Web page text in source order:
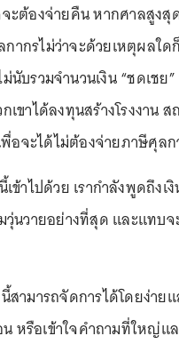
จะต้องจ่ายคืน หากศาลสูง
ากรไม่ว่าจะด้วยเหตุผลใ
นับรวมจำนวนเงิน “ชดเชย
เขาได้ลงทุนสร้างโรงงาน
อจะได้ไม่ต้องจ่ายภาษีศุลก
เข้าไปด้วย เรากำลังพูดถึง
นวายอย่างที่สุด และแทบจ
สามารถจัดการได้โดยง่าย
หรือเข้าใจคำถามที่ใหญ่แ